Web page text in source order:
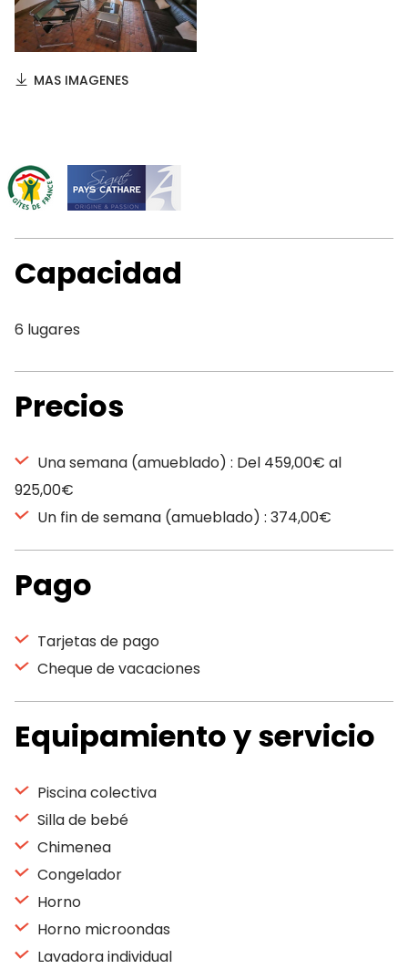
MAS IMAGENES
Capacidad
6 lugares
Precios
Una semana (amueblado) : Del 459,00€ al
925,00€
Un fin de semana (amueblado) : 374,00€
Pago
Tarjetas de pago
Cheque de vacaciones
Equipamiento y servicio
Piscina colectiva
Silla de bebé
Chimenea
Congelador
Horno
Horno microondas
Lavadora individual